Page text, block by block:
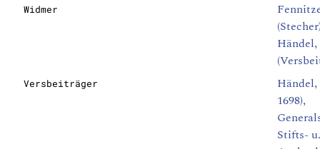
Widmer
Versbeiträger
1698),
Stifts-